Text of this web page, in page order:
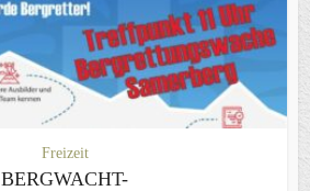
Freizeit
BERGWACHT-